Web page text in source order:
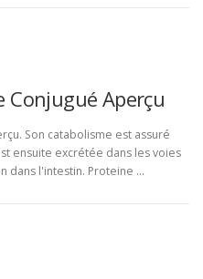
Conjugué Aperçu
Son catabolisme est assuré
ensuite excrétée dans les voies
dans l'intestin. Proteine …